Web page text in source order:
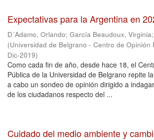
Expectativas para la Argentina en
D´Adamo, Orlando; García Beaudoux, Virginia;
(Universidad de Belgrano - Centro de Opinión
Dic-2019)
Como cada fin de año, desde hace 18, el
Pública de la Universidad de Belgrano repite
a cabo un sondeo de opinión dirigido a
de los ciudadanos respecto del ...
Cuidado del medio ambiente y